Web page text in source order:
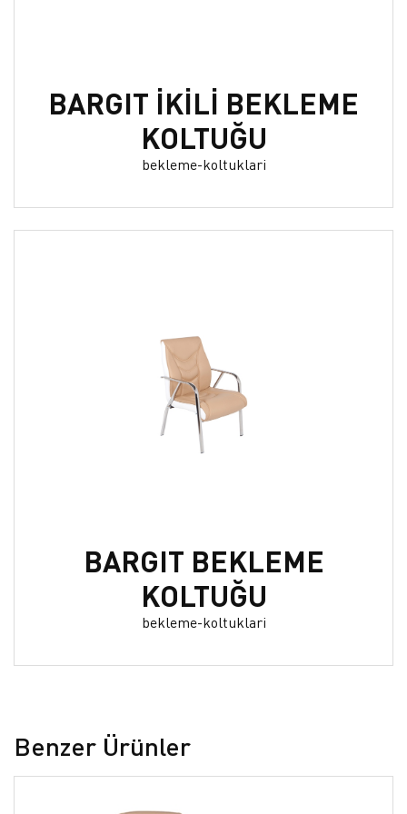
BARGIT İKİLİ BEKLEME
KOLTUĞU
bekleme-koltuklari
BARGIT BEKLEME
KOLTUĞU
bekleme-koltuklari
Benzer Ürünler